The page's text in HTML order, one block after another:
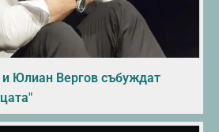
Юлиан Вергов събуждат